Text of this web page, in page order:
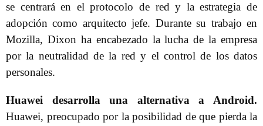
se centrará en el protocolo de red y la estrategia de
adopción como arquitecto jefe. Durante su trabajo en
Mozilla, Dixon ha encabezado la lucha de la empresa
por la neutralidad de la red y el control de los datos
personales.
Huawei desarrolla una alternativa a Android.
Huawei, preocupado por la posibilidad de que pierda la